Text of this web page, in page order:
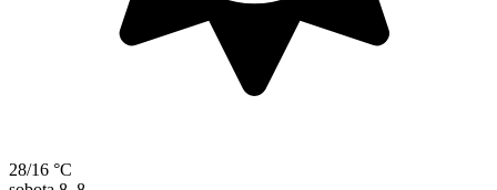
28/16 °C